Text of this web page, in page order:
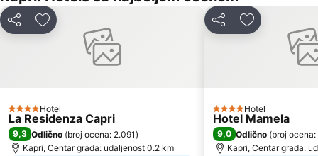
Deli Dodati u favorite
4 Zvezdice
Hotel
La Residenza Capri
9,3 Odlično (broj ocena: 2.091)
Kapri, Centar grada: udaljenost 0.2 km
Deli Dodati u
4 Zvezdice
Hotel
Hotel Mamela
9,0 Odlično (broj ocena:
Kapri, Centar grada: